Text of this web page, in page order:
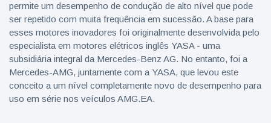
permite um desempenho de condução de alto nível que pode
ser repetido com muita frequência em sucessão. A base para
esses motores inovadores foi originalmente desenvolvida pelo
especialista em motores elétricos inglês YASA - uma
subsidiária integral da Mercedes-Benz AG. No entanto, foi a
Mercedes-AMG, juntamente com a YASA, que levou este
conceito a um nível completamente novo de desempenho para
uso em série nos veículos AMG.EA.